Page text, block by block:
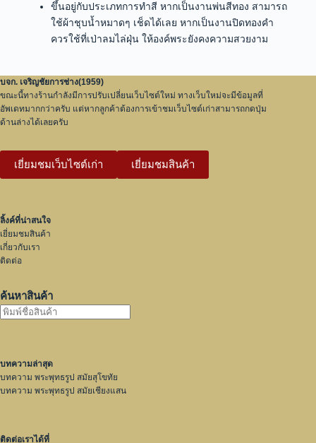
ขึ้นอยู่กับประเภทการทำสี หากเป็นงานพ่นสีทอง สามารถ
ใช้ผ้าชุบน้ำหมาดๆ เช็ดได้เลย หากเป็นงานปิดทองคำ
ควรใช้ที่เป่าลมไล่ฝุ่น ให้องค์พระยังคงความสวยงาม
บจก. เจริญชัยการช่าง(1959)
ขณะนี้ทางร้านกำลังมีการปรับเปลี่ยนเว็บไซต์ใหม่ ทางเว็บใหม่จะมีข้อมูลที่
อัพเดทมากกว่าครับ แต่หากลูกค้าต้องการเข้าชมเว็บไซต์เก่าสามารถกดปุ่ม
ด้านล่างได้เลยครับ
เยี่ยมชมเว็บไซต์เก่า เยี่ยมชมสินค้า
ลิ้งค์ที่น่าสนใจ
เยี่ยมชมสินค้า
เกี่ยวกับเรา
ติดต่อ
ค้นหาสินค้า
บทความล่าสุด
บทความ พระพุทธรูป สมัยสุโขทัย
บทความ พระพุทธรูป สมัยเชียงแสน
ติดต่อเราได้ที่